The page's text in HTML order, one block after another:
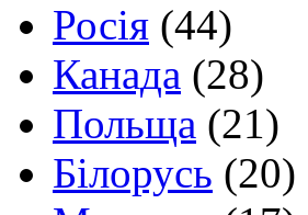
Росія (44)
Канада (28)
Польща (21)
Білорусь (20)